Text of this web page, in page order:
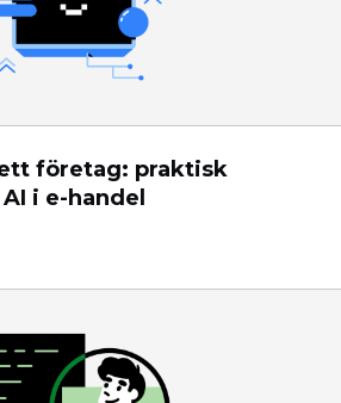
företag: praktisk
i e-handel